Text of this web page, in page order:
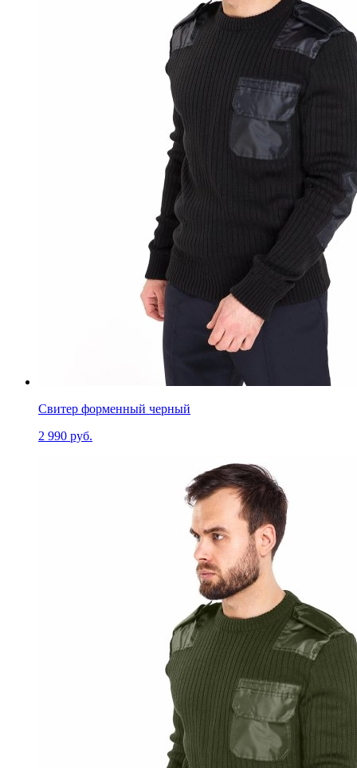
Свитер форменный черный
2 990 руб.